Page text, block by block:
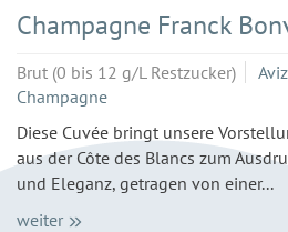
Champagne Franck
Brut (0 bis 12 g/L Restzucker)
Champagne
Diese Cuvée bringt unsere
aus der Côte des Blancs zum
und Eleganz, getragen von einer...
weiter